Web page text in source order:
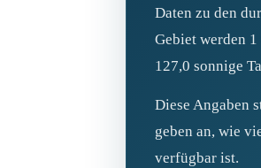
Daten zu den
Gebiet werden
127,0 sonnige
Diese Angaben
geben an, wie
verfügbar ist.